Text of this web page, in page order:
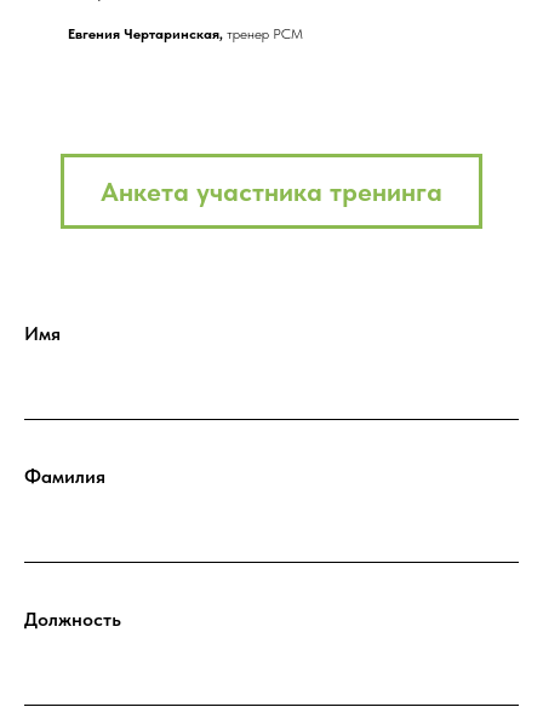
Евгения Чертаринская, тренер PCM
Анкета участника тренинга
Имя
Фамилия
Должность